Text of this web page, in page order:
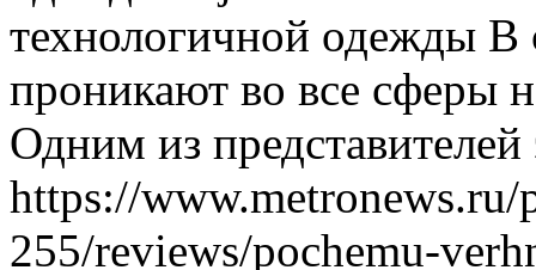
технологичной одежды В
проникают во все сферы
Одним из представителей
https://
255/reviews/pochemu-